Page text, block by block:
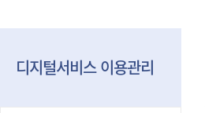
디지털서비스 이용관리